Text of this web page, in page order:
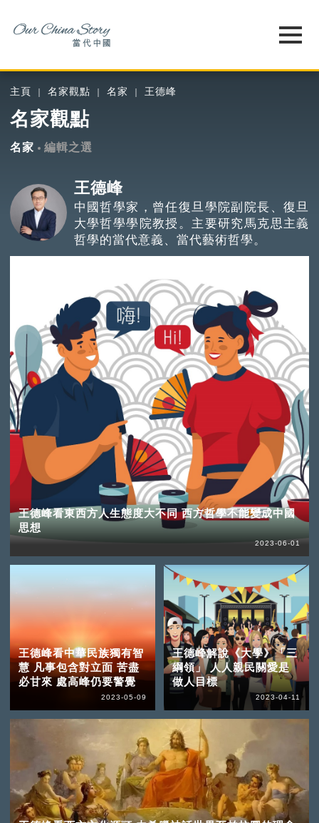
主頁 名家觀點 名家 王德峰
名家觀點
名家 編輯之選
王德峰
中國哲學家，曾任復旦學院副院長、復旦
大學哲學學院教授。主要研究馬克思主義
哲學的當代意義、當代藝術哲學。
王德峰看東西方人生態度大不同 西方哲學不能變成中國
思想
2023-06-01
王德峰看中華民族獨有智
慧 凡事包含對立面 苦盡
必甘來 處高峰仍要警覺
2023-05-09
王德峰解說《大學》「三
綱領」 人人親民關愛是
做人目標
2023-04-11